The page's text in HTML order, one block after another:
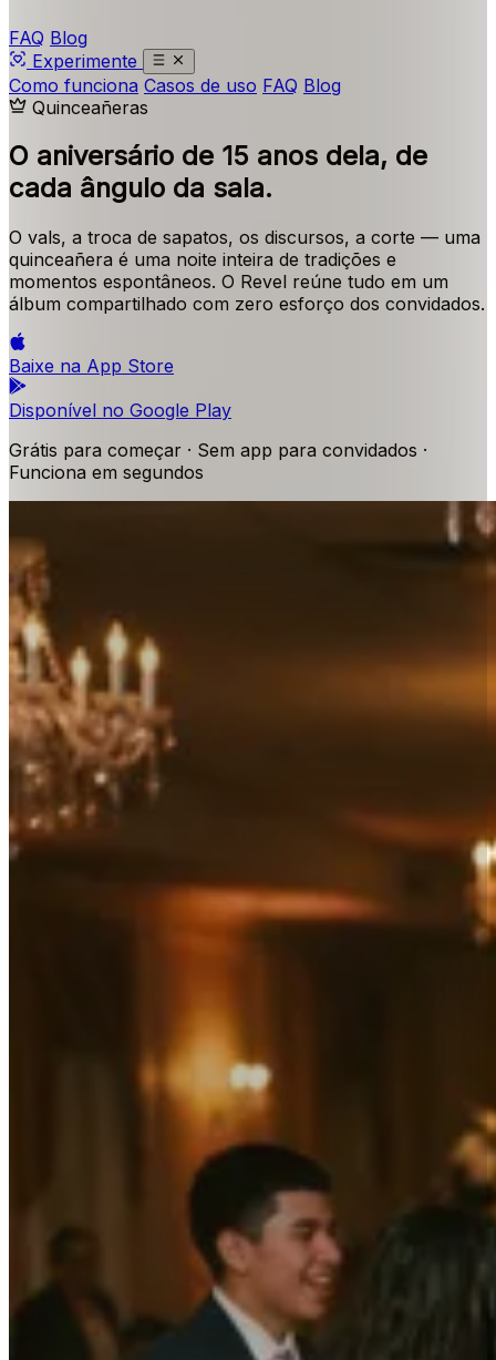
FAQ Blog
Experimente
Como funciona Casos de uso FAQ Blog
Quinceañeras
O aniversário de 15 anos dela, de
cada ângulo da sala.
O vals, a troca de sapatos, os discursos, a corte — uma
quinceañera é uma noite inteira de tradições e
momentos espontâneos. O Revel reúne tudo em um
álbum compartilhado com zero esforço dos convidados.
Baixe na App Store
Disponível no Google Play
Grátis para começar · Sem app para convidados ·
Funciona em segundos